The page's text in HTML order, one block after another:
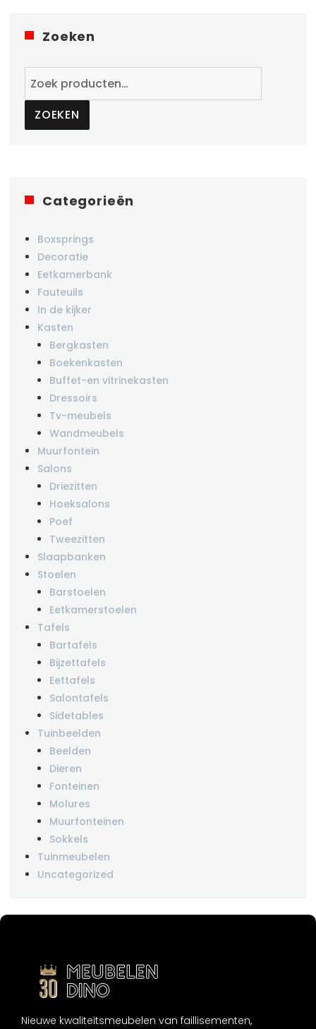
Zoeken
naar:
ZOEKEN
Categorieën
Boxsprings
Decoratie
Eetkamerbank
Fauteuils
In de kijker
Kasten
Bergkasten
Boekenkasten
Buffet-en vitrinekasten
Dressoirs
Tv-meubels
Wandmeubels
Muurfontein
Salons
Driezitten
Hoeksalons
Poef
Tweezitten
Slaapbanken
Stoelen
Barstoelen
Eetkamerstoelen
Tafels
Bartafels
Bijzettafels
Eettafels
Salontafels
Sidetables
Tuinbeelden
Beelden
Dieren
Fonteinen
Molures
Muurfonteinen
Sokkels
Tuinmeubelen
Uncategorized
Nieuwe kwaliteitsmeubelen van faillisementen,